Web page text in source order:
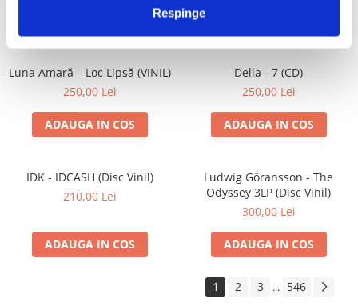
Respinge
Luna Amară – Loc Lipsă (VINIL)
250,00 Lei
ADAUGA IN COS
Delia - 7 (CD)
250,00 Lei
ADAUGA IN COS
IDK - IDCASH (Disc Vinil)
210,00 Lei
ADAUGA IN COS
Ludwig Göransson - The
Odyssey 3LP (Disc Vinil)
300,00 Lei
ADAUGA IN COS
1 2 3 ... 546